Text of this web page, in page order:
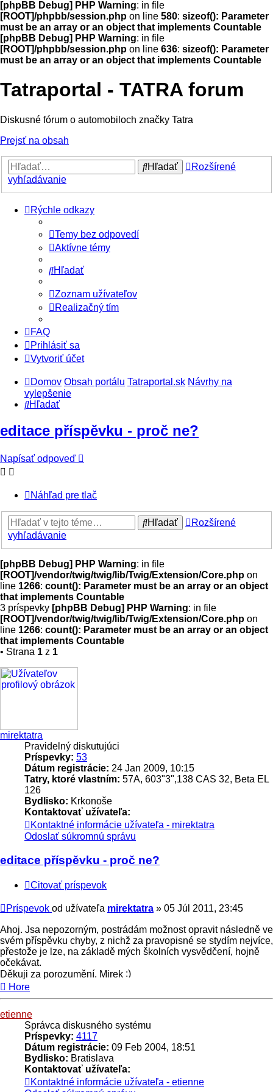
[phpBB Debug] PHP Warning: in file
[ROOT]/phpbb/session.php on line 580: sizeof(): Parameter
must be an array or an object that implements Countable
[phpBB Debug] PHP Warning: in file
[ROOT]/phpbb/session.php on line 636: sizeof(): Parameter
must be an array or an object that implements Countable
Tatraportal - TATRA forum
Diskusné fórum o automobiloch značky Tatra
Prejsť na obsah
Hľadať
Rozšírené
vyhľadávanie
Rýchle odkazy
Temy bez odpovedí
Aktívne témy
Hľadať
Zoznam užívateľov
Realizačný tím
FAQ
Prihlásiť sa
Vytvoriť účet
Domov Obsah portálu Tatraportal.sk Návrhy na
vylepšenie
Hľadať
editace příspěvku - proč ne?
Napísať odpoveď
Náhľad pre tlač
Hľadať
Rozšírené
vyhľadávanie
[phpBB Debug] PHP Warning: in file
[ROOT]/vendor/twig/twig/lib/Twig/Extension/Core.php on
line 1266: count(): Parameter must be an array or an object
that implements Countable
3 príspevky [phpBB Debug] PHP Warning: in file
[ROOT]/vendor/twig/twig/lib/Twig/Extension/Core.php on
line 1266: count(): Parameter must be an array or an object
that implements Countable
• Strana 1 z 1
mirektatra
Pravidelný diskutujúci
Príspevky: 53
Dátum registrácie: 24 Jan 2009, 10:15
Tatry, ktoré vlastním: 57A, 603"3",138 CAS 32, Beta EL
126
Bydlisko: Krkonoše
Kontaktovať užívateľa:
Kontaktné informácie užívateľa - mirektatra
Odoslať súkromnú správu
editace příspěvku - proč ne?
Citovať príspevok
Príspevok od užívateľa mirektatra » 05 Júl 2011, 23:45
Ahoj. Jsa nepozorným, postrádám možnost opravit následně ve
svém příspěvku chyby, z nichž za pravopisné se stydím nejvíce,
přestože je lze, na základě mých školních vysvědčení, hojně
očekávat.
Děkuji za porozumění. Mirek
Hore
etienne
Správca diskusného systému
Príspevky: 4117
Dátum registrácie: 09 Feb 2004, 18:51
Bydlisko: Bratislava
Kontaktovať užívateľa:
Kontaktné informácie užívateľa - etienne